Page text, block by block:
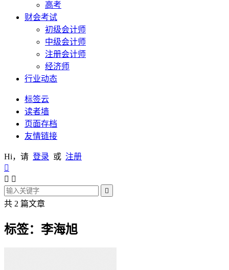
高考
财会考试
初级会计师
中级会计师
注册会计师
经济师
行业动态
标签云
读者墙
页面存档
友情链接
Hi，请 登录 或 注册

 

共 2 篇文章
标签：李海旭